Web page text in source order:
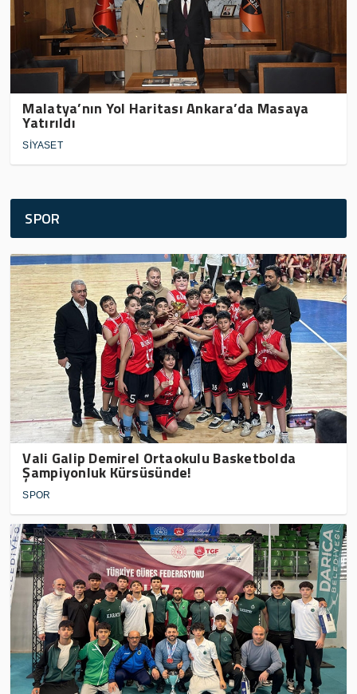
Malatya’nın Yol Haritası Ankara’da Masaya
Yatırıldı
SİYASET
SPOR
Vali Galip Demirel Ortaokulu Basketbolda
Şampiyonluk Kürsüsünde!
SPOR